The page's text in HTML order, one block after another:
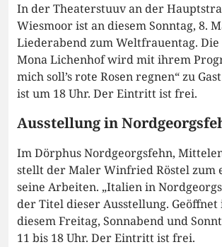
In der Theaterstuuv an der
Wiesmoor ist an diesem Sonntag, 8.
Liederabend zum Weltfrauentag.
Mona Lichenhof wird mit ihrem
mich soll’s rote Rosen regnen“ zu
ist um 18 Uhr. Der Eintritt ist frei.
Ausstellung in
Im Dörphus Nordgeorgsfehn,
stellt der Maler Winfried Röstel zum
seine Arbeiten. „Italien in
der Titel dieser Ausstellung. Geöffnet
diesem Freitag, Sonnabend und
11 bis 18 Uhr. Der Eintritt ist frei.